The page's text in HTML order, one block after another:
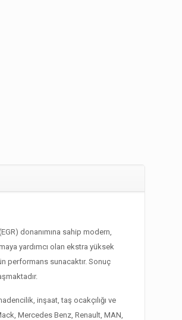
donanımına sahip modern,
yardımcı olan ekstra yüksek
performans sunacaktır. Sonuç
inşaat, taş ocakçılığı ve
Mercedes Benz, Renault, MAN,